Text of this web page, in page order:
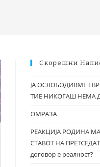
Скорешни
ЈА ОСЛОБОДИВМЕ
ТИЕ НИКОГАШ НЕМА
ОМРАЗА
РЕАКЦИЈА РОДИНА
СТАВОТ НА
договор е реалност?